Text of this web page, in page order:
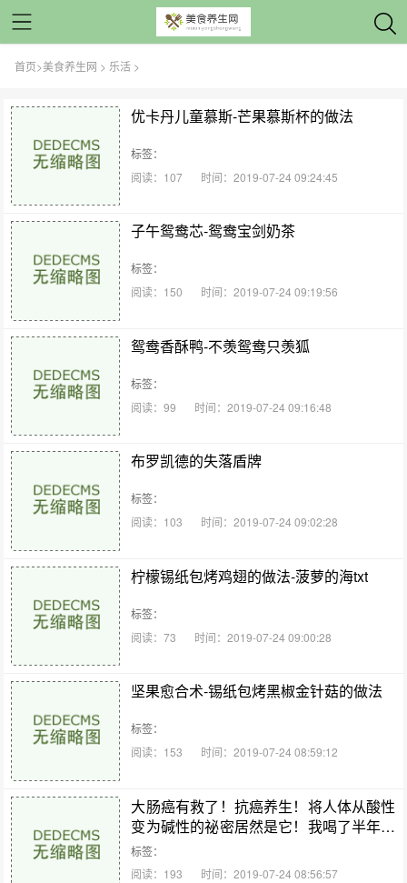
首页>美食养生网 > 乐活 >
优卡丹儿童慕斯-芒果慕斯杯的做法
标签：
阅读：107
时间：2019-07-24 09:24:45
子午鸳鸯芯-鸳鸯宝剑奶茶
标签：
阅读：150
时间：2019-07-24 09:19:56
鸳鸯香酥鸭-不羡鸳鸯只羡狐
标签：
阅读：99
时间：2019-07-24 09:16:48
布罗凯德的失落盾牌
标签：
阅读：103
时间：2019-07-24 09:02:28
柠檬锡纸包烤鸡翅的做法-菠萝的海txt
标签：
阅读：73
时间：2019-07-24 09:00:28
坚果愈合术-锡纸包烤黑椒金针菇的做法
标签：
阅读：153
时间：2019-07-24 08:59:12
大肠癌有救了！抗癌养生！将人体从酸性
变为碱性的祕密居然是它！我喝了半年居
然就好了，分享出去功德无量阿！
标签：
阅读：193
时间：2019-07-24 08:56:57